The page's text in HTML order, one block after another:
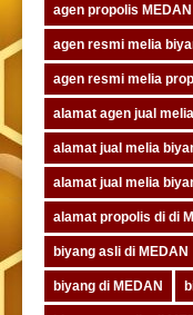
agen propolis MEDAN
agen resmi melia
agen resmi melia
alamat agen jual
alamat jual melia
alamat jual melia
alamat propolis di di
biyang asli di MEDAN
biyang di MEDAN